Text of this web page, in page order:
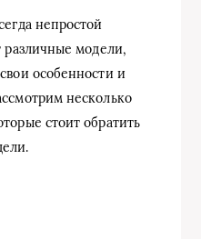
непростой
различные модели,
особенности и
несколько
стоит обратить